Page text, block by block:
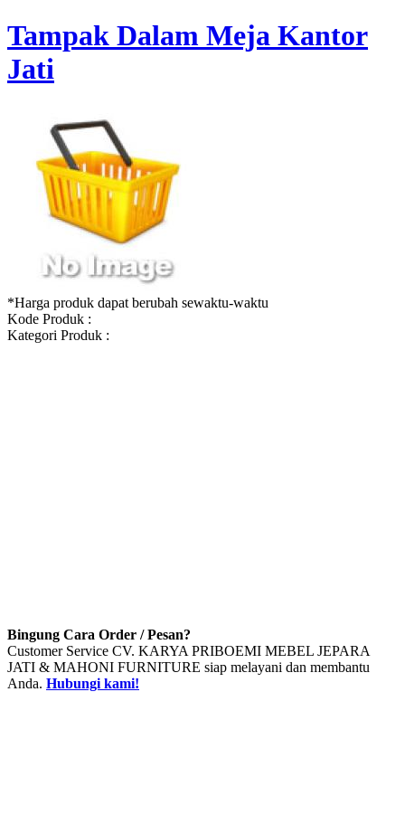
Tampak Dalam Meja Kantor
Jati
*Harga produk dapat berubah sewaktu-waktu
Kode Produk :
Kategori Produk :
Bingung Cara Order / Pesan?
Customer Service CV. KARYA PRIBOEMI MEBEL JEPARA
JATI & MAHONI FURNITURE siap melayani dan membantu
Anda. Hubungi kami!